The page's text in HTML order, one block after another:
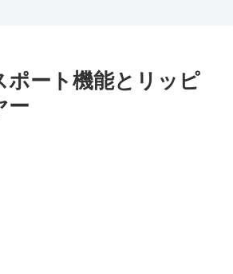
ポート機能とリッピ
ー